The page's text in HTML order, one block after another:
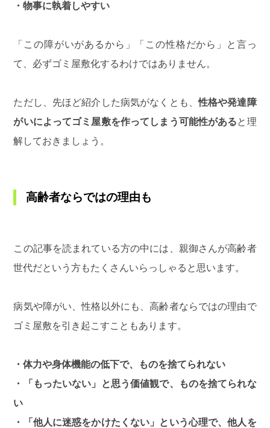
・物事に執着しやすい
「この障がいがあるから」「この性格だから」と言っ
て、必ずゴミ屋敷化するわけではありません。
ただし、先ほど紹介した病気がなくとも、性格や発達障
がいによってゴミ屋敷を作ってしまう可能性があると理
解しておきましょう。
高齢者ならではの理由も
この記事を読まれている方の中には、親御さんが高齢者
世代だという方もたくさんいらっしゃると思います。
病気や障がい、性格以外にも、高齢者ならではの理由で
ゴミ屋敷を引き起こすこともあります。
・体力や身体機能の低下で、ものを捨てられない
・「もったいない」と思う価値観で、ものを捨てられな
い
・「他人に迷惑をかけたくない」という心理で、他人を